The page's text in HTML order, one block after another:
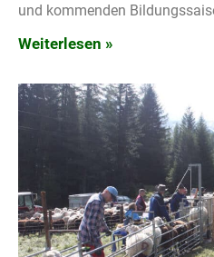
und kommenden
Weiterlesen »